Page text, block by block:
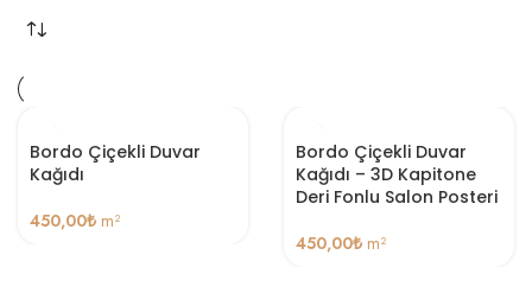
Bordo Çiçekli Duvar
Kağıdı
450,00₺ m²
Bordo Çiçekli Duvar
Kağıdı – 3D Kapitone
Deri Fonlu Salon Posteri
450,00₺ m²